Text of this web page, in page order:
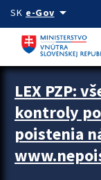
Preskocit na hlavný
SK e-Govarrow_drop_down
Zastavit automatický
LEX PZP:
kontroly
poistenia